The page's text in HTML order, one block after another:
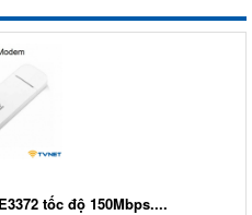
tốc độ 150Mbps....